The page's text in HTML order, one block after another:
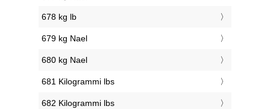
678 kg lb
679 kg Nael
680 kg Nael
681 Kilogrammi lbs
682 Kilogrammi lbs